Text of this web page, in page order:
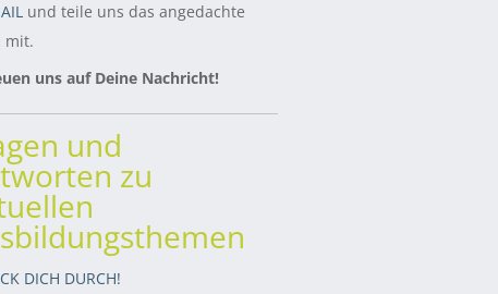
und teile uns das angedachte
mit.
uns auf Deine Nachricht!
und
zu
DICH DURCH!